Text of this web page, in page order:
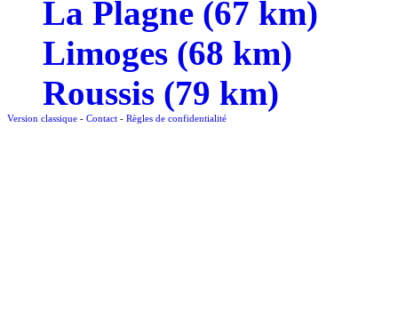
La Plagne (67 km)
Limoges (68 km)
Roussis (79 km)
Version classique - Contact - Règles de confidentialité